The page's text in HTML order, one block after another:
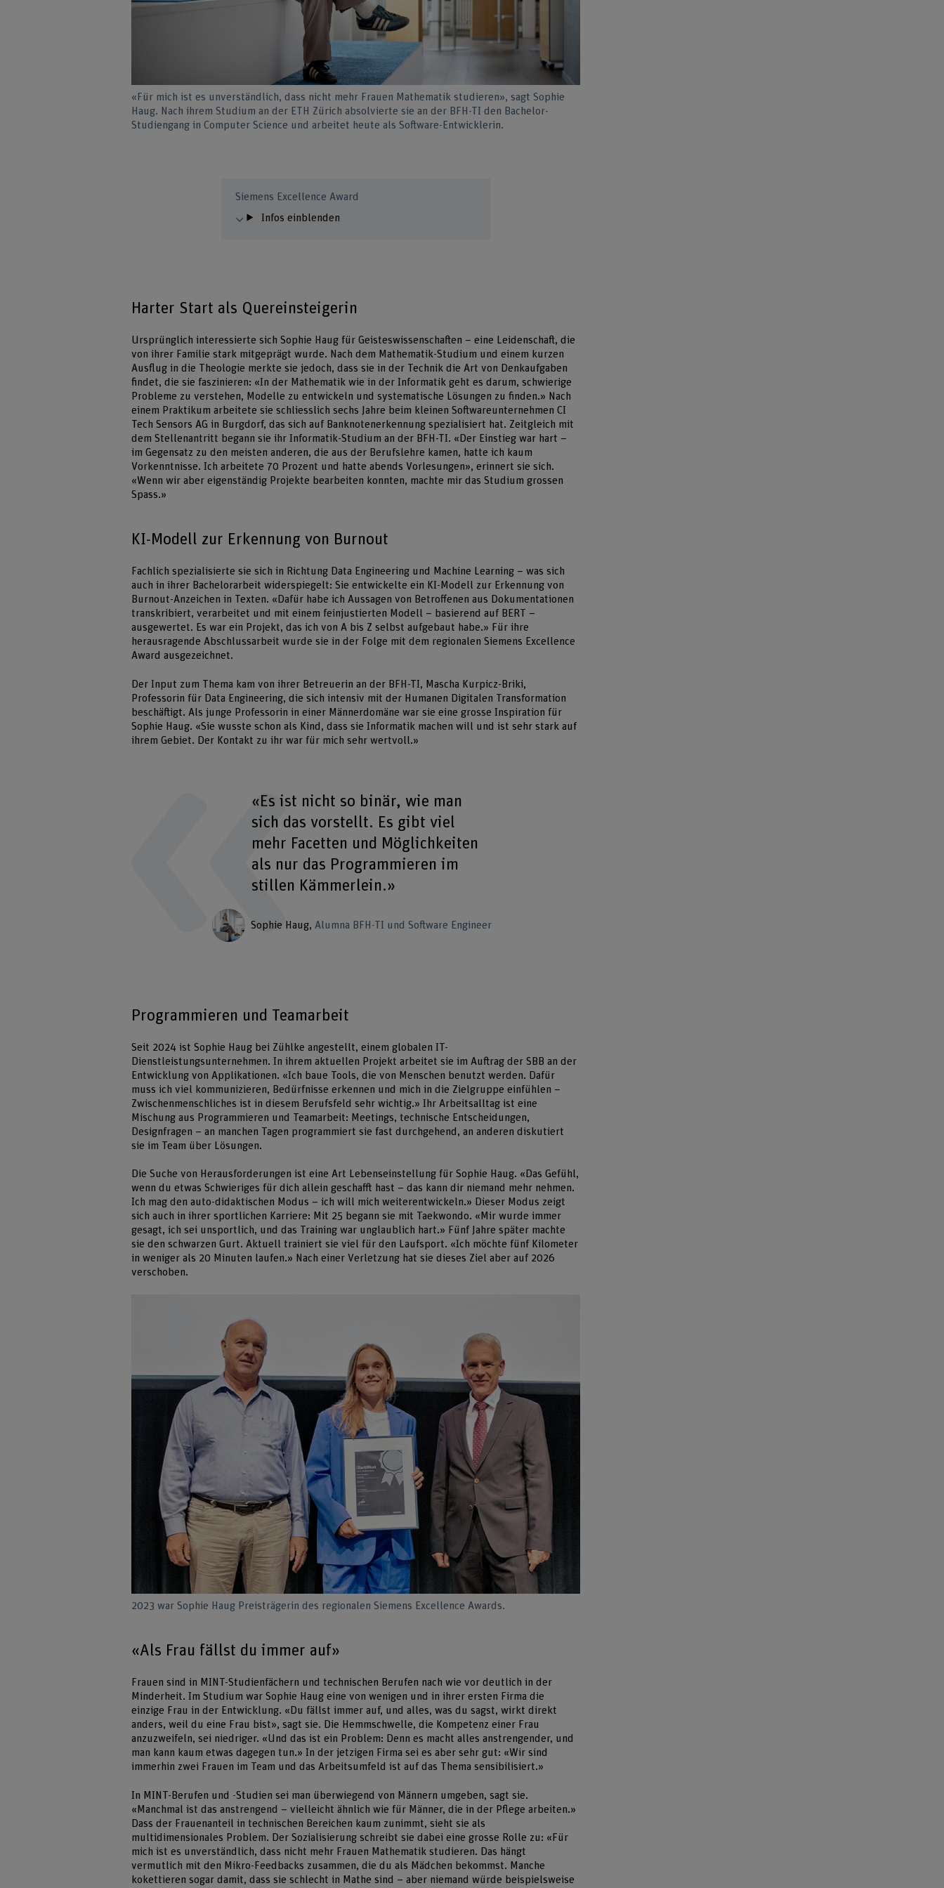
«Für mich ist es unverständlich, dass nicht mehr Frauen Mathematik studieren», sagt Sophie
Haug. Nach ihrem Studium an der ETH Zürich absolvierte sie an der BFH-TI den Bachelor-
Studiengang in Computer Science und arbeitet heute als Software-Entwicklerin.
Siemens Excellence Award
Infos einblenden
Harter Start als Quereinsteigerin
Ursprünglich interessierte sich Sophie Haug für Geisteswissenschaften – eine Leidenschaft, die
von ihrer Familie stark mitgeprägt wurde. Nach dem Mathematik-Studium und einem kurzen
Ausflug in die Theologie merkte sie jedoch, dass sie in der Technik die Art von Denkaufgaben
findet, die sie faszinieren: «In der Mathematik wie in der Informatik geht es darum, schwierige
Probleme zu verstehen, Modelle zu entwickeln und systematische Lösungen zu finden.» Nach
einem Praktikum arbeitete sie schliesslich sechs Jahre beim kleinen Softwareunternehmen CI
Tech Sensors AG in Burgdorf, das sich auf Banknotenerkennung spezialisiert hat. Zeitgleich mit
dem Stellenantritt begann sie ihr Informatik-Studium an der BFH-TI. «Der Einstieg war hart –
im Gegensatz zu den meisten anderen, die aus der Berufslehre kamen, hatte ich kaum
Vorkenntnisse. Ich arbeitete 70 Prozent und hatte abends Vorlesungen», erinnert sie sich.
«Wenn wir aber eigenständig Projekte bearbeiten konnten, machte mir das Studium grossen
Spass.»
KI-Modell zur Erkennung von Burnout
Fachlich spezialisierte sie sich in Richtung Data Engineering und Machine Learning – was sich
auch in ihrer Bachelorarbeit widerspiegelt: Sie entwickelte ein KI-Modell zur Erkennung von
Burnout-Anzeichen in Texten. «Dafür habe ich Aussagen von Betroffenen aus Dokumentationen
transkribiert, verarbeitet und mit einem feinjustierten Modell – basierend auf BERT –
ausgewertet. Es war ein Projekt, das ich von A bis Z selbst aufgebaut habe.» Für ihre
herausragende Abschlussarbeit wurde sie in der Folge mit dem regionalen Siemens Excellence
Award ausgezeichnet.
Der Input zum Thema kam von ihrer Betreuerin an der BFH-TI, Mascha Kurpicz-Briki,
Professorin für Data Engineering, die sich intensiv mit der Humanen Digitalen Transformation
beschäftigt. Als junge Professorin in einer Männerdomäne war sie eine grosse Inspiration für
Sophie Haug. «Sie wusste schon als Kind, dass sie Informatik machen will und ist sehr stark auf
ihrem Gebiet. Der Kontakt zu ihr war für mich sehr wertvoll.»
«Es ist nicht so binär, wie man
sich das vorstellt. Es gibt viel
mehr Facetten und Möglichkeiten
als nur das Programmieren im
stillen Kämmerlein.»
Sophie Haug Alumna BFH-TI und Software Engineer
Programmieren und Teamarbeit
Seit 2024 ist Sophie Haug bei Zühlke angestellt, einem globalen IT-
Dienstleistungsunternehmen. In ihrem aktuellen Projekt arbeitet sie im Auftrag der SBB an der
Entwicklung von Applikationen. «Ich baue Tools, die von Menschen benutzt werden. Dafür
muss ich viel kommunizieren, Bedürfnisse erkennen und mich in die Zielgruppe einfühlen –
Zwischenmenschliches ist in diesem Berufsfeld sehr wichtig.» Ihr Arbeitsalltag ist eine
Mischung aus Programmieren und Teamarbeit: Meetings, technische Entscheidungen,
Designfragen – an manchen Tagen programmiert sie fast durchgehend, an anderen diskutiert
sie im Team über Lösungen.
Die Suche von Herausforderungen ist eine Art Lebenseinstellung für Sophie Haug. «Das Gefühl,
wenn du etwas Schwieriges für dich allein geschafft hast – das kann dir niemand mehr nehmen.
Ich mag den auto-didaktischen Modus – ich will mich weiterentwickeln.» Dieser Modus zeigt
sich auch in ihrer sportlichen Karriere: Mit 25 begann sie mit Taekwondo. «Mir wurde immer
gesagt, ich sei unsportlich, und das Training war unglaublich hart.» Fünf Jahre später machte
sie den schwarzen Gurt. Aktuell trainiert sie viel für den Laufsport. «Ich möchte fünf Kilometer
in weniger als 20 Minuten laufen.» Nach einer Verletzung hat sie dieses Ziel aber auf 2026
verschoben.
2023 war Sophie Haug Preisträgerin des regionalen Siemens Excellence Awards.
«Als Frau fällst du immer auf»
Frauen sind in MINT-Studienfächern und technischen Berufen nach wie vor deutlich in der
Minderheit. Im Studium war Sophie Haug eine von wenigen und in ihrer ersten Firma die
einzige Frau in der Entwicklung. «Du fällst immer auf, und alles, was du sagst, wirkt direkt
anders, weil du eine Frau bist», sagt sie. Die Hemmschwelle, die Kompetenz einer Frau
anzuzweifeln, sei niedriger. «Und das ist ein Problem: Denn es macht alles anstrengender, und
man kann kaum etwas dagegen tun.» In der jetzigen Firma sei es aber sehr gut: «Wir sind
immerhin zwei Frauen im Team und das Arbeitsumfeld ist auf das Thema sensibilisiert.»
In MINT-Berufen und -Studien sei man überwiegend von Männern umgeben, sagt sie.
«Manchmal ist das anstrengend – vielleicht ähnlich wie für Männer, die in der Pflege arbeiten.»
Dass der Frauenanteil in technischen Bereichen kaum zunimmt, sieht sie als
multidimensionales Problem. Der Sozialisierung schreibt sie dabei eine grosse Rolle zu: «Für
mich ist es unverständlich, dass nicht mehr Frauen Mathematik studieren. Das hängt
vermutlich mit den Mikro-Feedbacks zusammen, die du als Mädchen bekommst. Manche
kokettieren sogar damit, dass sie schlecht in Mathe sind – aber niemand würde beispielsweise